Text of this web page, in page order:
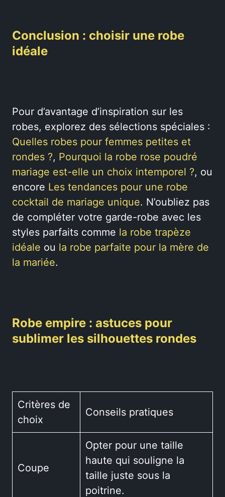
Conclusion : choisir une robe
idéale
Pour d’avantage d’inspiration sur les
robes, explorez des sélections spéciales :
Quelles robes pour femmes petites et
rondes ?, Pourquoi la robe rose poudré
mariage est-elle un choix intemporel ?, ou
encore Les tendances pour une robe
cocktail de mariage unique. N’oubliez pas
de compléter votre garde-robe avec les
styles parfaits comme la robe trapèze
idéale ou la robe parfaite pour la mère de
la mariée.
Robe empire : astuces pour
sublimer les silhouettes rondes
Critères de
choix
Conseils pratiques
Coupe
Opter pour une taille
haute qui souligne la
taille juste sous la
poitrine.